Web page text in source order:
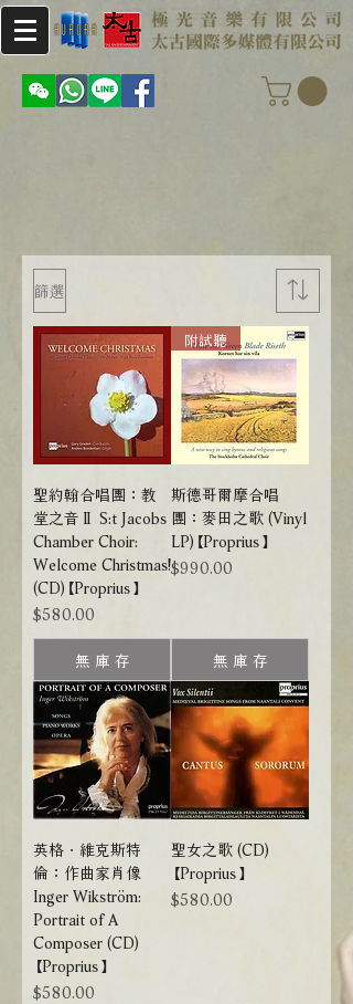
篩選
聖約翰合唱團：教
堂之音Ⅱ S:t Jacobs
Chamber Choir:
Welcome Christmas!
(CD)【Proprius】
價格
$580.00
無 庫 存
附試聽
斯德哥爾摩合唱
團：麥田之歌 (Vinyl
LP)【Proprius】
價格
$990.00
無 庫 存
英格．維克斯特
倫：作曲家肖像
Inger Wikström:
Portrait of A
Composer (CD)
【Proprius】
價格
$580.00
聖女之歌 (CD)
【Proprius】
價格
$580.00